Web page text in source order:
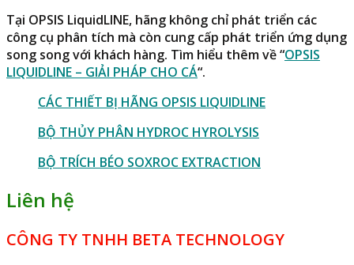
Tại OPSIS LiquidLINE, hãng không chỉ phát triển các
công cụ phân tích mà còn cung cấp phát triển ứng dụng
song song với khách hàng. Tìm hiểu thêm về “OPSIS
LIQUIDLINE – GIẢI PHÁP CHO CÁ“.
CÁC THIẾT BỊ HÃNG OPSIS LIQUIDLINE
BỘ THỦY PHÂN HYDROC HYROLYSIS
BỘ TRÍCH BÉO SOXROC EXTRACTION
Liên hệ
CÔNG TY TNHH BETA TECHNOLOGY